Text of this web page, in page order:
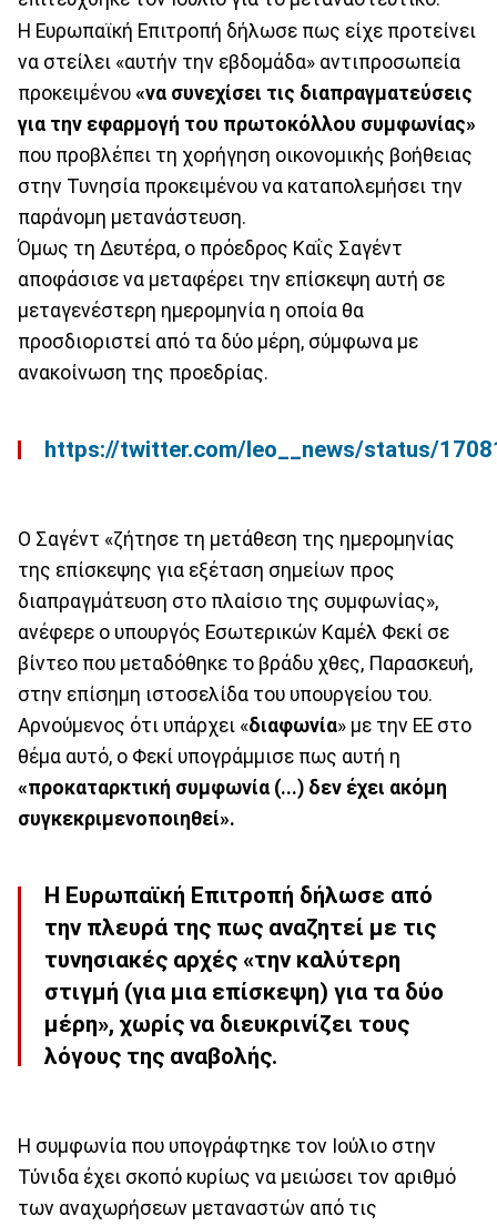
Η Ευρωπαϊκή Επιτροπή δήλωσε πως είχε προτείνει
να στείλει «αυτήν την εβδομάδα» αντιπροσωπεία
προκειμένου «να συνεχίσει τις διαπραγματεύσεις
για την εφαρμογή του πρωτοκόλλου συμφωνίας»
που προβλέπει τη χορήγηση οικονομικής βοήθειας
στην Τυνησία προκειμένου να καταπολεμήσει την
παράνομη μετανάστευση.
Όμως τη Δευτέρα, ο πρόεδρος Καΐς Σαγέντ
αποφάσισε να μεταφέρει την επίσκεψη αυτή σε
μεταγενέστερη ημερομηνία η οποία θα
προσδιοριστεί από τα δύο μέρη, σύμφωνα με
ανακοίνωση της προεδρίας.
https://twitter.com/leo__news/status/
Ο Σαγέντ «ζήτησε τη μετάθεση της ημερομηνίας
της επίσκεψης για εξέταση σημείων προς
διαπραγμάτευση στο πλαίσιο της συμφωνίας»,
ανέφερε ο υπουργός Εσωτερικών Καμέλ Φεκί σε
βίντεο που μεταδόθηκε το βράδυ χθες, Παρασκευή,
στην επίσημη ιστοσελίδα του υπουργείου του.
Αρνούμενος ότι υπάρχει «διαφωνία» με την ΕΕ στο
θέμα αυτό, ο Φεκί υπογράμμισε πως αυτή η
«προκαταρκτική συμφωνία (...) δεν έχει ακόμη
συγκεκριμενοποιηθεί».
Η Ευρωπαϊκή Επιτροπή δήλωσε από
την πλευρά της πως αναζητεί με τις
τυνησιακές αρχές «την καλύτερη
στιγμή (για μια επίσκεψη) για τα δύο
μέρη», χωρίς να διευκρινίζει τους
λόγους της αναβολής.
Η συμφωνία που υπογράφτηκε τον Ιούλιο στην
Τύνιδα έχει σκοπό κυρίως να μειώσει τον αριθμό
των αναχωρήσεων μεταναστών από τις